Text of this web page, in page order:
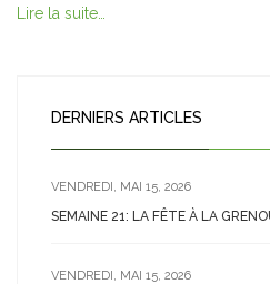
Lire la suite…
DERNIERS ARTICLES
VENDREDI, MAI 15, 2026
SEMAINE 21: LA FÊTE À LA
VENDREDI, MAI 15, 2026